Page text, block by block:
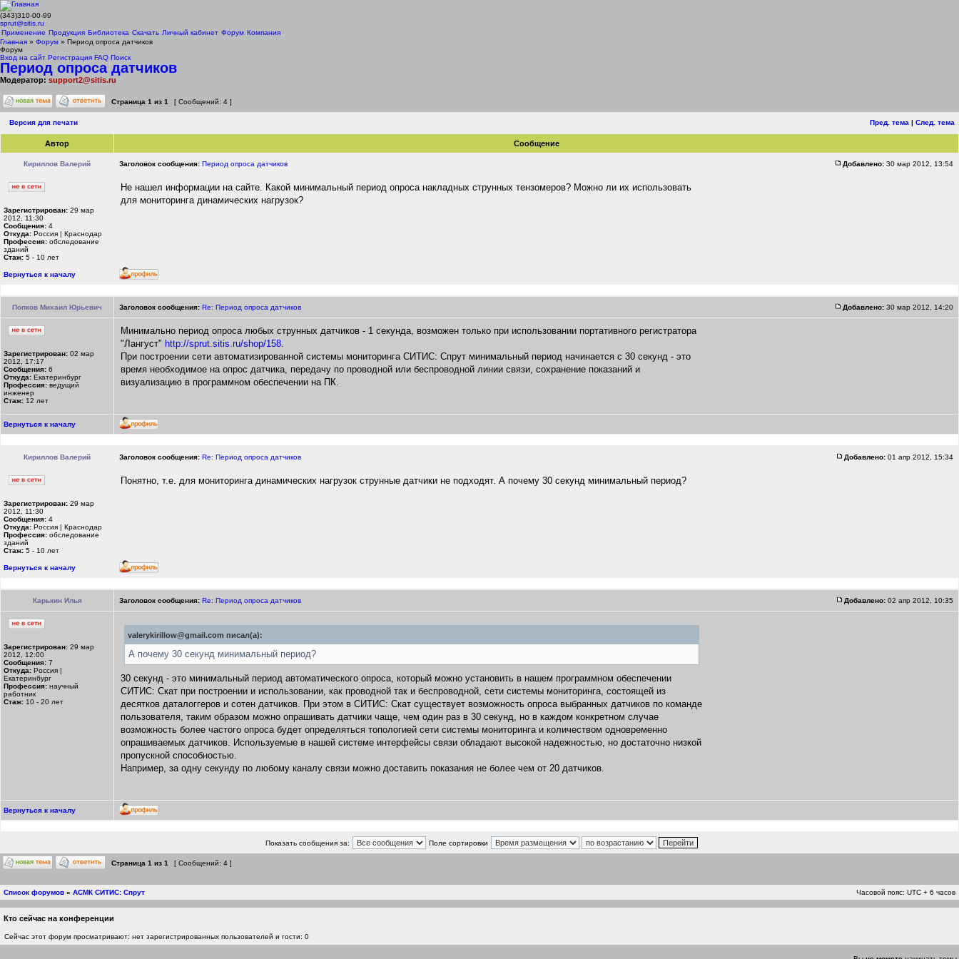
(343)310-00-99
sprut@sitis.ru
Применение Продукция Библиотека Скачать Личный кабинет Форум Компания
Главная » Форум » Период опроса датчиков
Форум
Вход на сайт Регистрация FAQ Поиск
Период опроса датчиков
Модератор: support2@sitis.ru
Страница 1 из 1 [ Сообщений: 4 ]
Версия для печати Пред. тема | След. тема
Автор Сообщение
Кириллов Валерий Заголовок сообщения: Период опроса датчиков Добавлено: 30 мар 2012, 13:54
Зарегистрирован: 29 мар
2012, 11:30
Сообщения: 4
Откуда: Россия | Краснодар
Профессия: обследование
зданий
Стаж: 5 - 10 лет
Не нашел информации на сайте. Какой минимальный период опроса накладных струнных тензомеров? Можно ли их использовать
для мониторинга динамических нагрузок?
Вернуться к началу
Попков Михаил Юрьевич Заголовок сообщения: Re: Период опроса датчиков Добавлено: 30 мар 2012, 14:20
Зарегистрирован: 02 мар
2012, 17:17
Сообщения: 6
Откуда: Екатеринбург
Профессия: ведущий
инженер
Стаж: 12 лет
Минимально период опроса любых струнных датчиков - 1 секунда, возможен только при использовании портативного регистратора
"Лангуст" http://sprut.sitis.ru/shop/158.
При построении сети автоматизированной системы мониторинга СИТИС: Спрут минимальный период начинается с 30 секунд - это
время необходимое на опрос датчика, передачу по проводной или беспроводной линии связи, сохранение показаний и
визуализацию в программном обеспечении на ПК.
Вернуться к началу
Кириллов Валерий Заголовок сообщения: Re: Период опроса датчиков Добавлено: 01 апр 2012, 15:34
Зарегистрирован: 29 мар
2012, 11:30
Сообщения: 4
Откуда: Россия | Краснодар
Профессия: обследование
зданий
Стаж: 5 - 10 лет
Понятно, т.е. для мониторинга динамических нагрузок струнные датчики не подходят. А почему 30 секунд минимальный период?
Вернуться к началу
Карькин Илья Заголовок сообщения: Re: Период опроса датчиков Добавлено: 02 апр 2012, 10:35
Зарегистрирован: 29 мар
2012, 12:00
Сообщения: 7
Откуда: Россия |
Екатеринбург
Профессия: научный
работник
Стаж: 10 - 20 лет
valerykirillow@gmail.com писал(а):
А почему 30 секунд минимальный период?
30 секунд - это минимальный период автоматического опроса, который можно установить в нашем программном обеспечении
СИТИС: Скат при построении и использовании, как проводной так и беспроводной, сети системы мониторинга, состоящей из
десятков даталоггеров и сотен датчиков. При этом в СИТИС: Скат существует возможность опроса выбранных датчиков по команде
пользователя, таким образом можно опрашивать датчики чаще, чем один раз в 30 секунд, но в каждом конкретном случае
возможность более частого опроса будет определяться топологией сети системы мониторинга и количеством одновременно
опрашиваемых датчиков. Используемые в нашей системе интерфейсы связи обладают высокой надежностью, но достаточно низкой
пропускной способностью.
Например, за одну секунду по любому каналу связи можно доставить показания не более чем от 20 датчиков.
Вернуться к началу
Показать сообщения за: Поле сортировки
Страница 1 из 1 [ Сообщений: 4 ]
Список форумов » АСМК СИТИС: Спрут Часовой пояс: UTC + 6 часов
Кто сейчас на конференции
Сейчас этот форум просматривают: нет зарегистрированных пользователей и гости: 0